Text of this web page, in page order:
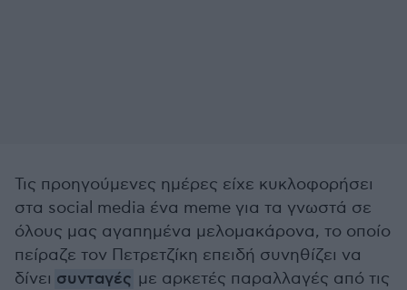
Τις προηγούμενες ημέρες είχε κυκλοφορήσει
στα social media ένα meme για τα γνωστά σε
όλους μας αγαπημένα μελομακάρονα, το οποίο
πείραζε τον Πετρετζίκη επειδή συνηθίζει να
δίνει συνταγές με αρκετές παραλλαγές από τις